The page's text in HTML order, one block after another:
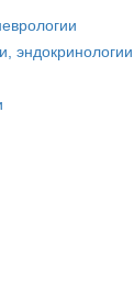
эндокринологии